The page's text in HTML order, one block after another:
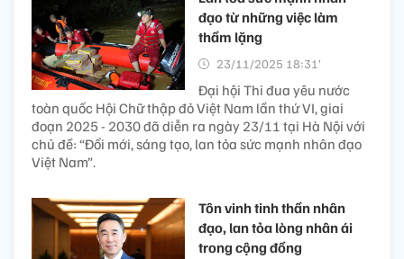
đạo từ những việc làm
thầm lặng
23/11/2025 18:31’
Đại hội Thi đua yêu nước
toàn quốc Hội Chữ thập đỏ Việt Nam lần thứ VI, giai
đoạn 2025 - 2030 đã diễn ra ngày 23/11 tại Hà Nội với
chủ đề: “Đổi mới, sáng tạo, lan tỏa sức mạnh nhân đạo
Việt Nam”.
Tôn vinh tinh thần nhân
đạo, lan tỏa lòng nhân ái
trong cộng đồng